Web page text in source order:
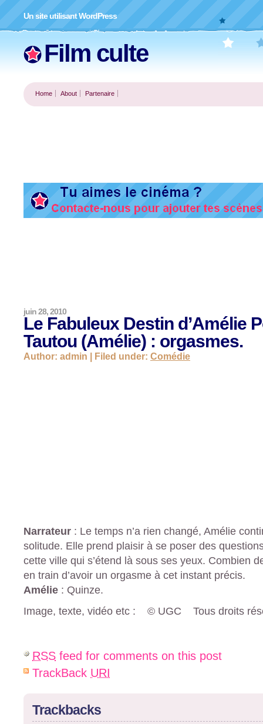
Film culte
Un site utilisant WordPress
Home About Partenaire
Le Fabuleux Destin d’Amélie
Tautou (Amélie) : orgasmes.
juin 28, 2010
Author: admin | Filed under: Comédie
Narrateur : Le temps n’a rien changé, Amélie
solitude. Elle prend plaisir à se poser des
cette ville qui s’étend là sous ses yeux. Combien
en train d’avoir un orgasme à cet instant précis.
Amélie : Quinze.
Image, texte, vidéo etc : © UGC Tous droits
RSS feed for comments on this post
TrackBack URI
Trackbacks